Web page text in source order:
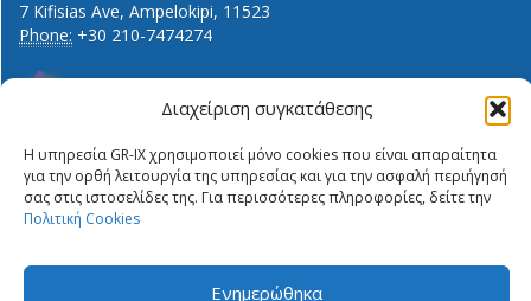
Διαχείριση συγκατάθεσης
Η υπηρεσία GR-IX χρησιμοποιεί μόνο cookies που είναι απαραίτητα
για την ορθή λειτουργία της υπηρεσίας και για την ασφαλή περιήγησή
σας στις ιστοσελίδες της. Για περισσότερες πληροφορίες, δείτε την
Πολιτική Cookies
Ενημερώθηκα
7 Kifisias Ave, Ampelokipi, 11523
Phone: +30 210-7474274
General info and inquiries:
info@gr-ix.gr
Members only:
GR-IX helpdesk
ΔΉΛΩΣΗ ΙΔΙΩΤΙΚΌΤΗΤΑΣ
ΠΟΛΙΤΙΚΉ COOKIES